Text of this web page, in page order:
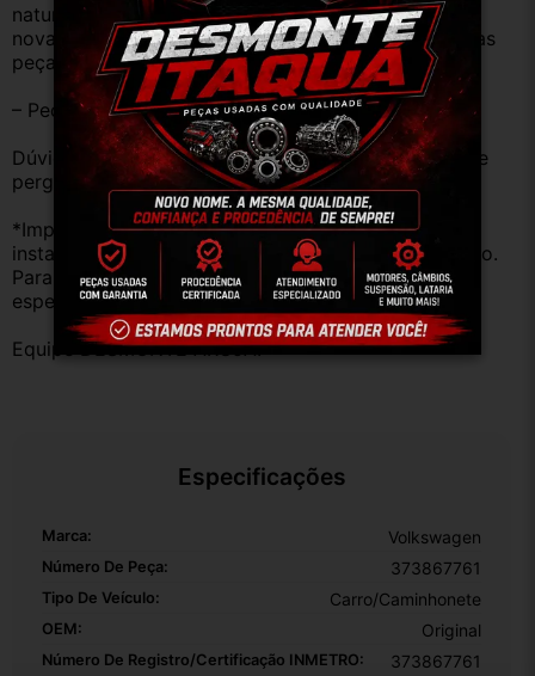
natural pelo tempo. Peças perfeitas são apenas as
novas e sem uso. No entanto, garantimos que nossas
peças estão em BOM ESTADO e foram testadas.
– Peças são ORIGINAIS USADAS.
Dúvidas sobre uso ou aplicação, utilizar o campo de
perguntas;
*Importante: Não nos responsabilizamos por
instalações inadequadas ou uso indevido do produto.
Para evitar problemas, consulte um profissional
especializado.
Equipe DESMONTE ARUJÁ.
Especificações
Marca: Volkswagen
Número De Peça: 373867761
Tipo De Veículo: Carro/Caminhonete
OEM: Original
Número De Registro/certificação INMETRO: 373867761